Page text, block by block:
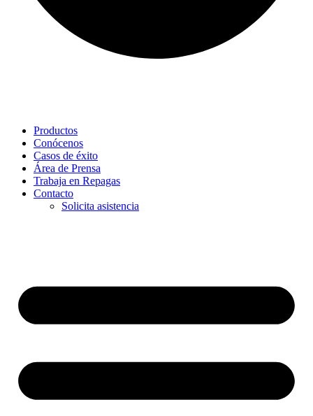
Productos
Conócenos
Casos de éxito
Área de Prensa
Trabaja en Repagas
Contacto
Solicita asistencia